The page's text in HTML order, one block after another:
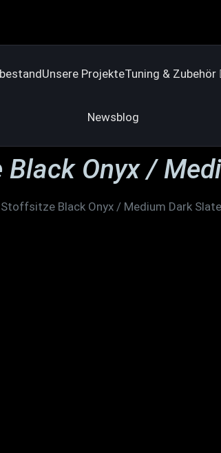
Unsere ProjekteTuning & Zubehör
Newsblog
Onyx /
Black Onyx / Medium Dark Slate